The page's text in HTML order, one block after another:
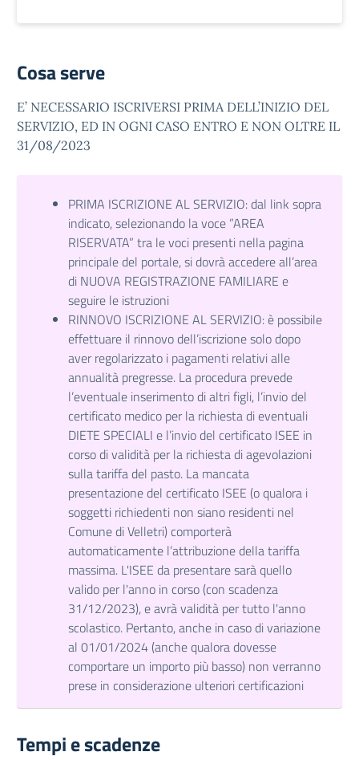
Cosa serve
E’ NECESSARIO ISCRIVERSI PRIMA DELL’INIZIO DEL
SERVIZIO, ED IN OGNI CASO ENTRO E NON OLTRE IL
31/08/2023
PRIMA ISCRIZIONE AL SERVIZIO: dal link sopra
indicato, selezionando la voce ”AREA
RISERVATA” tra le voci presenti nella pagina
principale del portale, si dovrà accedere all’area
di NUOVA REGISTRAZIONE FAMILIARE e
seguire le istruzioni
RINNOVO ISCRIZIONE AL SERVIZIO: è possibile
effettuare il rinnovo dell’iscrizione solo dopo
aver regolarizzato i pagamenti relativi alle
annualità pregresse. La procedura prevede
l’eventuale inserimento di altri figli, l’invio del
certificato medico per la richiesta di eventuali
DIETE SPECIALI e l’invio del certificato ISEE in
corso di validità per la richiesta di agevolazioni
sulla tariffa del pasto. La mancata
presentazione del certificato ISEE (o qualora i
soggetti richiedenti non siano residenti nel
Comune di Velletri) comporterà
automaticamente l’attribuzione della tariffa
massima. L'ISEE da presentare sarà quello
valido per l'anno in corso (con scadenza
31/12/2023), e avrà validità per tutto l'anno
scolastico. Pertanto, anche in caso di variazione
al 01/01/2024 (anche qualora dovesse
comportare un importo più basso) non verranno
prese in considerazione ulteriori certificazioni
Tempi e scadenze